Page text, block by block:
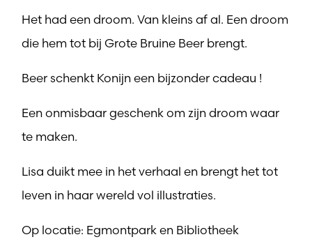
Het had een droom. Van kleins af al. Een droom
die hem tot bij Grote Bruine Beer brengt.
Beer schenkt Konijn een bijzonder cadeau !
Een onmisbaar geschenk om zijn droom waar
te maken.
Lisa duikt mee in het verhaal en brengt het tot
leven in haar wereld vol illustraties.
Op locatie: Egmontpark en Bibliotheek